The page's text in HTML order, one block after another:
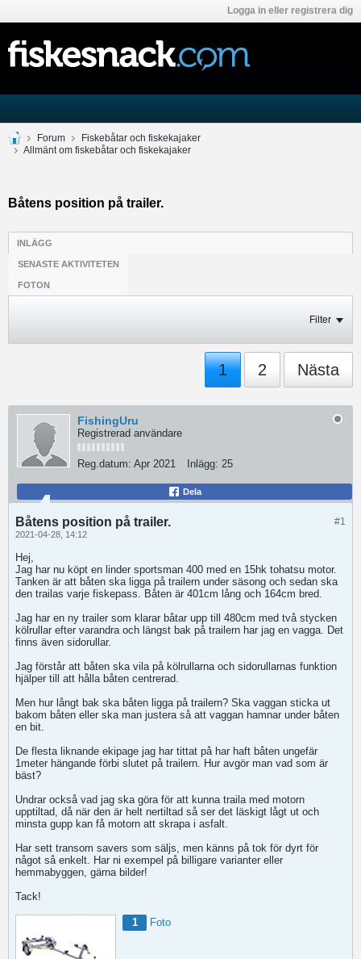
Logga in eller registrera dig
Forum
Fiskebåtar och fiskekajaker
Allmänt om fiskebåtar och fiskekajaker
Båtens position på trailer.
INLÄGG
SENASTE AKTIVITETEN
FOTON
Filter
1 2 Nästa
FishingUru
Registrerad användare
Reg.datum: Apr 2021 Inlägg: 25
Dela
#1
Båtens position på trailer.
2021-04-28, 14:12
Hej,
​​​​Jag har nu köpt en linder sportsman 400 med en 15hk tohatsu motor.
Tanken är att båten ska ligga på trailern under säsong och sedan ska
den trailas varje fiskepass. Båten är 401cm lång och 164cm bred.
Jag har en ny trailer som klarar båtar upp till 480cm med två stycken
kölrullar efter varandra och längst bak på trailern har jag en vagga. Det
finns även sidorullar.
Jag förstår att båten ska vila på kölrullarna och sidorullarnas funktion
hjälper till att hålla båten centrerad.
Men hur långt bak ska båten ligga på trailern? Ska vaggan sticka ut
bakom båten eller ska man justera så att vaggan hamnar under båten
en bit.
De flesta liknande ekipage jag har tittat på har haft båten ungefär
1meter hängande förbi slutet på trailern. Hur avgör man vad som är
bäst?
Undrar också vad jag ska göra för att kunna traila med motorn
upptiltad, då när den är helt nertiltad så ser det läskigt lågt ut och
minsta gupp kan få motorn att skrapa i asfalt.
Har sett transom savers som säljs, men känns på tok för dyrt för
något så enkelt. Har ni exempel på billigare varianter eller
hemmabyggen, gärna bilder!
Tack!
1 Foto